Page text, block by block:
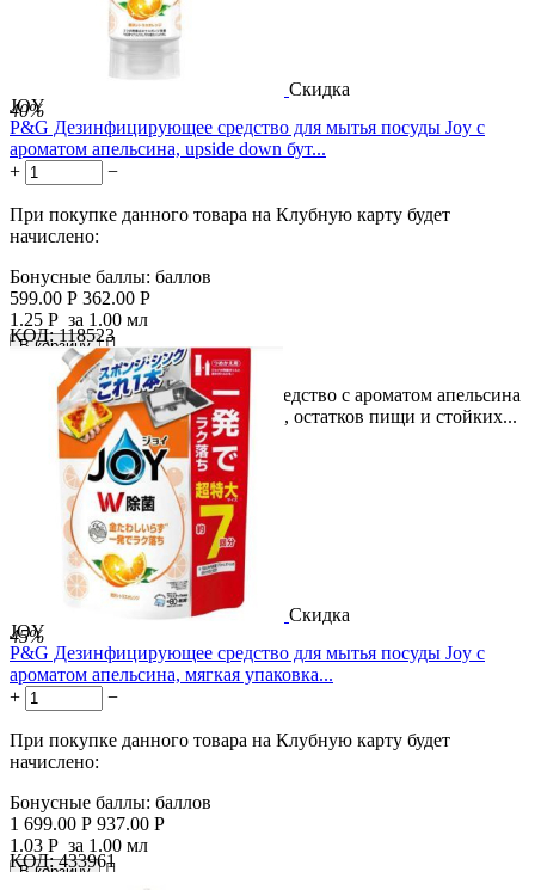
Скидка
40%
JOY
P&G Дезинфицирующее средство для мытья посуды Joy с
ароматом апельсина, upside down бут...
+
−
При покупке данного товара на Клубную карту будет
начислено:
Бонусные баллы: баллов
599.00 Р 362.00 Р
1.25 Р за 1.00 мл
В корзину

Описание: Дезинфицирующее средство с ароматом апельсина
для эффективного удаления жира, остатков пищи и стойких...
КОД: 118523
Скидка
45%
JOY
P&G Дезинфицирующее средство для мытья посуды Joy с
ароматом апельсина, мягкая упаковка...
+
−
При покупке данного товара на Клубную карту будет
начислено:
Бонусные баллы: баллов
1 699.00 Р 937.00 Р
1.03 Р за 1.00 мл
В корзину

КОД: 433961